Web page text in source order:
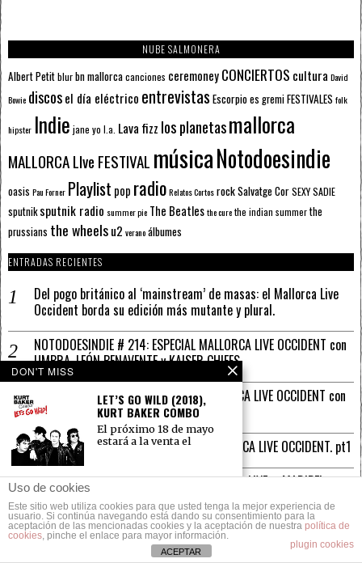
NUBE SALMONERA
Albert Petitblurbn mallorcacanciones ceremoneyCONCIERTOS cultura David
Bowie discosel día eléctrico entrevistas Escorpioes gremiFESTIVALES folk
hipster Indie jane yo l.a. Lava fizz los planetasmallorca
MALLORCA LIve FESTIVAL músicaNotodoesindie
oasis Pau Forner Playlist pop radioRelatos CortosrockSalvatge CorSEXY SADIE
sputnik sputnik radio summer pie The Beatlesthe curethe indian summerthe
prussians the wheelsu2 veranoálbumes
ENTRADAS RECIENTES
Del pogo británico al ‘mainstream’ de masas: el Mallorca Live
Occident borda su edición más mutante y plural.
NOTODOESINDIE # 214: ESPECIAL MALLORCA LIVE OCCIDENT con
UMBRA, LEÓN BENAVENTE y KAISER CHIEFS
NOTODOESINDIE # 213: ESPECIAL MALLORCA LIVE OCCIDENT con
CARMEN y MARÍA, DMASSO y STANDSTILL
LA ESCENA MUSICAL BALEAR EN EL MALLORCA LIVE OCCIDENT. pt1
NOTODESINDIE # 212: ROAD TO MALLORCA LIVE – MARIBEL
MAYANS y JOE ORSON
SALMONES A LA CARTA
Uso de cookies
Este sitio web utiliza cookies para que usted tenga la mejor experiencia de
usuario. Si continúa navegando está dando su consentimiento para la
aceptación de las mencionadas cookies y la aceptación de nuestra política de
cookies, pinche el enlace para mayor información.
plugin cookies
ACEPTAR
DON'T MISS
LET’S GO WILD (2018),
KURT BAKER COMBO
El próximo 18 de mayo
estará a la venta el
Ahora que los grandes
rockeros caen como
moscas, ahora que